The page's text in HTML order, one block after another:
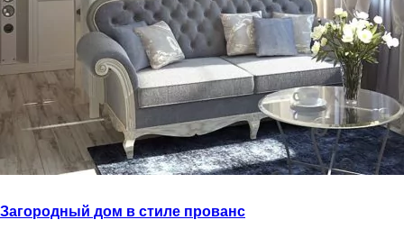
Загородный дом в стиле прованс